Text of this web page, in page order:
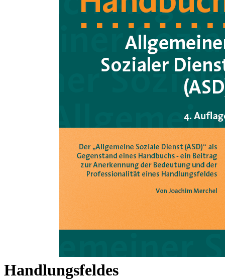
Joachim Merchel
Der 'Allgemeine Soziale Dienst
(ASD)' als Gegenstand eines
Handbuchs - ein Beitrag zur
Anerkennung der Bedeutung
Handlungsfeldes